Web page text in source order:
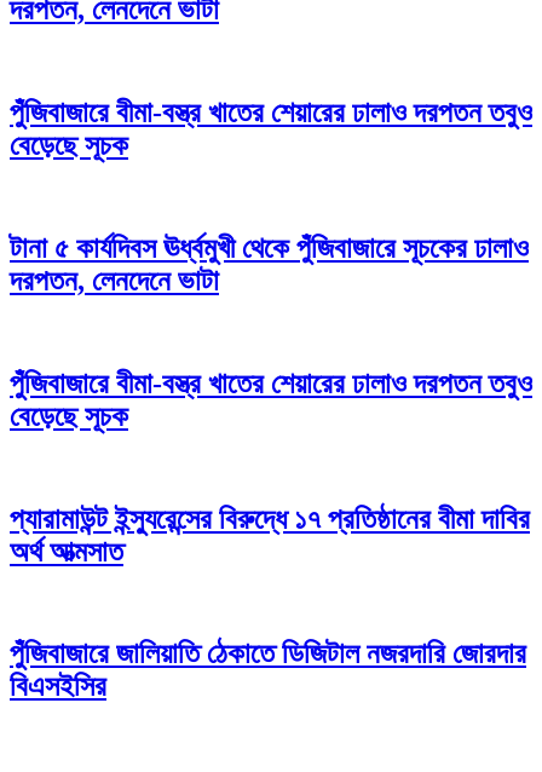
দরপতন, লেনদেনে ভাটা
পুঁজিবাজারে বীমা-বস্ত্র খাতের শেয়ারের ঢালাও দরপতন তবুও
বেড়েছে সূচক
টানা ৫ কার্যদিবস ঊর্ধ্বমুখী থেকে পুঁজিবাজারে সূচকের ঢালাও
দরপতন, লেনদেনে ভাটা
পুঁজিবাজারে বীমা-বস্ত্র খাতের শেয়ারের ঢালাও দরপতন তবুও
বেড়েছে সূচক
প্যারামাউন্ট ইন্স্যুরেন্সের বিরুদ্ধে ১৭ প্রতিষ্ঠানের বীমা দাবির
অর্থ আত্মসাত
পুঁজিবাজারে জালিয়াতি ঠেকাতে ডিজিটাল নজরদারি জোরদার
বিএসইসির